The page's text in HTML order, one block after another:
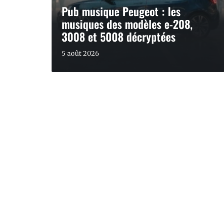
Pub musique Peugeot : les
musiques des modèles e-208,
3008 et 5008 décryptées
5 août 2026